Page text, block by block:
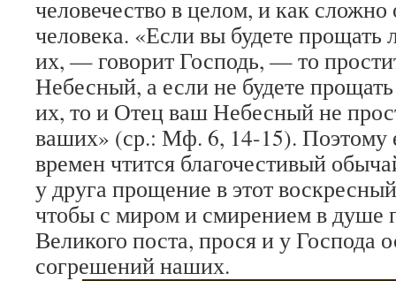
человечество в целом, и как сложно
человека. «Если вы будете
их, — говорит Господь, — то
Небесный, а если не будете
их, то и Отец ваш Небесный не
ваших» (ср.: Мф. 6, 14-15). Поэтому
времен чтится благочестивый
у друга прощение в этот
чтобы с миром и смирением в душе
Великого поста, прося и у Господа
согрешений наших.